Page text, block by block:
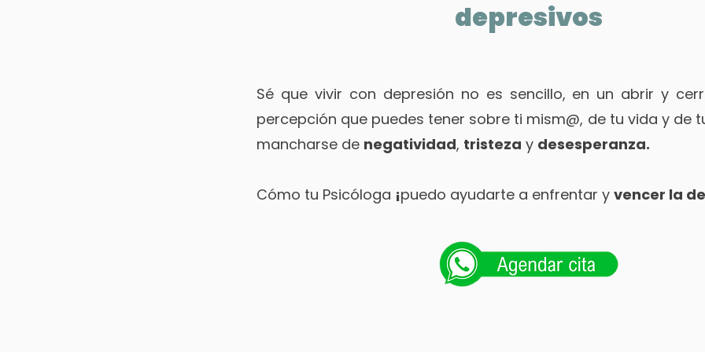
depresivos
Sé que vivir con depresión no es sencillo, en un abrir y
percepción que puedes tener sobre ti mism@, de tu vida y de
mancharse de negatividad, tristeza y desesperanza.
Cómo tu Psicóloga ¡puedo ayudarte a enfrentar y vencer la